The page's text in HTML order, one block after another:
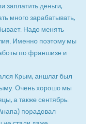
заплатить деньги,
много зарабатывать,
Надо менять
Именно поэтому мы
по франшизе и
Крым, аншлаг был
Очень хорошо мы
а также сентябрь.
порадовал